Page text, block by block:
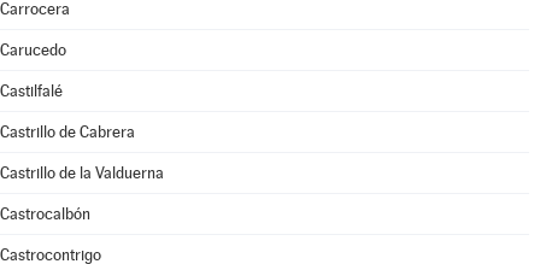
Carrocera
Carucedo
Castilfalé
Castrillo de Cabrera
Castrillo de la Valduerna
Castrocalbón
Castrocontrigo